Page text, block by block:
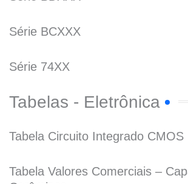
Série BCXXX
Série 74XX
Tabelas - Eletrônica
Tabela Circuito Integrado CMOS
Tabela Valores Comerciais –